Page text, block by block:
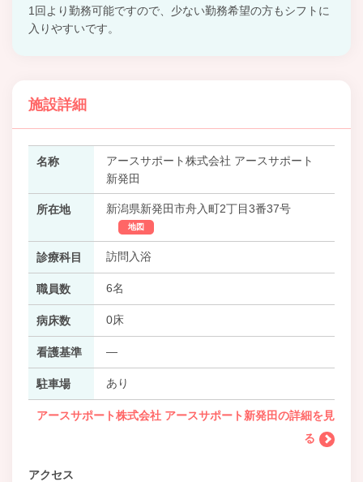
1回より勤務可能ですので、少ない勤務希望の方もシフトに
入りやすいです。
施設詳細
名称
アースサポート株式会社 アースサポート
新発田
所在地 新潟県新発田市舟入町2丁目3番37号
地図
診療科目 訪問入浴
職員数 6名
病床数 0床
看護基準 ―
駐車場 あり
アースサポート株式会社 アースサポート新発田の詳細を見
る
アクセス